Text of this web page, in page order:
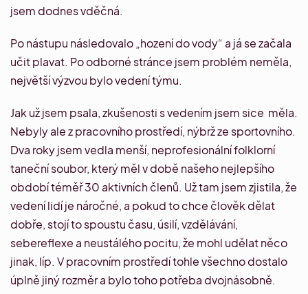
jsem dodnes vděčná.
Po nástupu následovalo „hození do vody“ a já se začala
učit plavat. Po odborné stránce jsem problém neměla,
největší výzvou bylo vedení týmu.
Jak už jsem psala, zkušenosti s vedením jsem sice měla.
Nebyly ale z pracovního prostředí, nýbrž ze sportovního.
Dva roky jsem vedla menší, neprofesionální folklorní
taneční soubor, který měl v době našeho nejlepšího
období téměř 30 aktivních členů. Už tam jsem zjistila, že
vedení lidí je náročné, a pokud to chce člověk dělat
dobře, stojí to spoustu času, úsilí, vzdělávání,
sebereflexe a neustálého pocitu, že mohl udělat něco
jinak, líp. V pracovním prostředí tohle všechno dostalo
úplně jiný rozměr a bylo toho potřeba dvojnásobně.